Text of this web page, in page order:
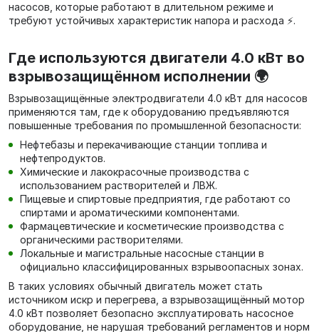
насосов, которые работают в длительном режиме и
требуют устойчивых характеристик напора и расхода ⚡.
Где используются двигатели 4.0 кВт во
взрывозащищённом исполнении 🌍
Взрывозащищённые электродвигатели 4.0 кВт для насосов
применяются там, где к оборудованию предъявляются
повышенные требования по промышленной безопасности:
Нефтебазы и перекачивающие станции топлива и
нефтепродуктов.
Химические и лакокрасочные производства с
использованием растворителей и ЛВЖ.
Пищевые и спиртовые предприятия, где работают со
спиртами и ароматическими компонентами.
Фармацевтические и косметические производства с
органическими растворителями.
Локальные и магистральные насосные станции в
официально классифицированных взрывоопасных зонах.
В таких условиях обычный двигатель может стать
источником искр и перегрева, а взрывозащищённый мотор
4.0 кВт позволяет безопасно эксплуатировать насосное
оборудование, не нарушая требований регламентов и норм